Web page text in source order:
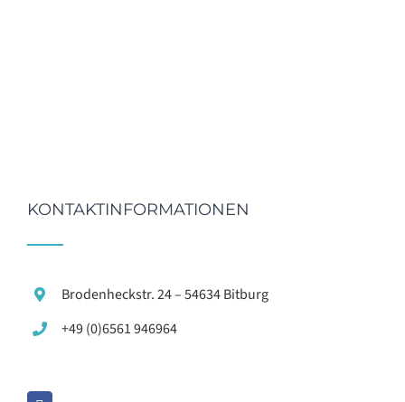
KONTAKTINFORMATIONEN
Brodenheckstr. 24 – 54634 Bitburg
+49 (0)6561 946964